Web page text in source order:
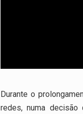
Durante o
redes, numa